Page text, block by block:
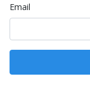
Email